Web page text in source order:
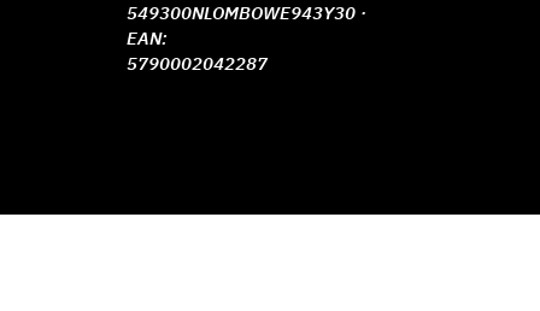
549300NLOMBOWE943Y30 ·
EAN:
5790002042287